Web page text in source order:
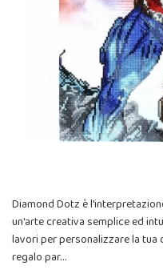
Diamond Dotz è
un'arte creativa semplice ed
lavori per personalizzare la tua
regalo par…